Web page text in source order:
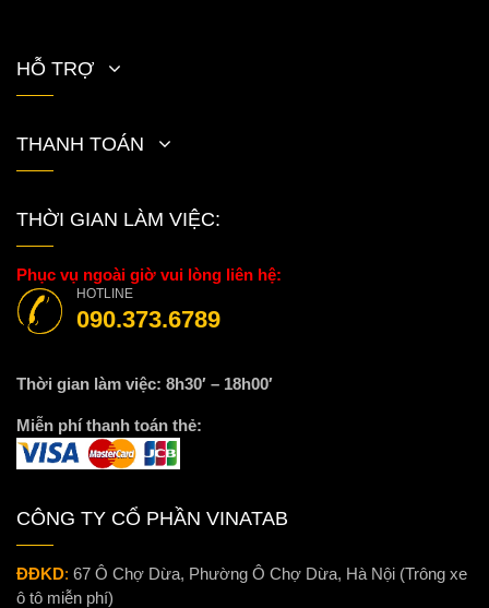
HỖ TRỢ
THANH TOÁN
THỜI GIAN LÀM VIỆC:
Phục vụ ngoài giờ vui lòng liên hệ:
HOTLINE
090.373.6789
Thời gian làm việc: 8h30′ – 18h00′
Miễn phí thanh toán thẻ:
CÔNG TY CỔ PHẦN VINATAB
ĐĐKD: 67 Ô Chợ Dừa, Phường Ô Chợ Dừa, Hà Nội (Trông xe
ô tô miễn phí)